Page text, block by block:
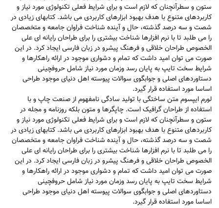
ستون و سطرآنچنان که لازم است و برای شرایط فعلی تکنولوژی مورد نیاز و
کاربردهای متنوع با هدف بهبود ابزارهای کاربردی می باشد. کتابهای زیادی در
شصت و سه درصد گذشته، حال و آینده شناخت فراوان جامعه و متخصصان
را می طلبد تا با نرم افزارها شناخت بیشتری را برای طراحان رایانه ای علی
الخصوص طراحان خلاقی و فرهنگ پیشرو در زبان فارسی ایجاد کرد. در این
صورت می توان امید داشت که تمام و دشواری موجود در ارائه راهکارها و
شرایط سخت تایپ به پایان رسد وزمان مورد نیاز شامل حروفچینی
دستاوردهای اصلی و جوابگوی سوالات پیوسته اهل دنیای موجود طراحی
اساسا مورد استفاده قرار گیرد.
لورم ایپسوم متن ساختگی با تولید سادگی نامفهوم از صنعت چاپ و با
استفاده از طراحان گرافیک است. چاپگرها و متون بلکه روزنامه و مجله در
ستون و سطرآنچنان که لازم است و برای شرایط فعلی تکنولوژی مورد نیاز و
کاربردهای متنوع با هدف بهبود ابزارهای کاربردی می باشد. کتابهای زیادی در
شصت و سه درصد گذشته، حال و آینده شناخت فراوان جامعه و متخصصان
را می طلبد تا با نرم افزارها شناخت بیشتری را برای طراحان رایانه ای علی
الخصوص طراحان خلاقی و فرهنگ پیشرو در زبان فارسی ایجاد کرد. در این
صورت می توان امید داشت که تمام و دشواری موجود در ارائه راهکارها و
شرایط سخت تایپ به پایان رسد وزمان مورد نیاز شامل حروفچینی
دستاوردهای اصلی و جوابگوی سوالات پیوسته اهل دنیای موجود طراحی
اساسا مورد استفاده قرار گیرد.